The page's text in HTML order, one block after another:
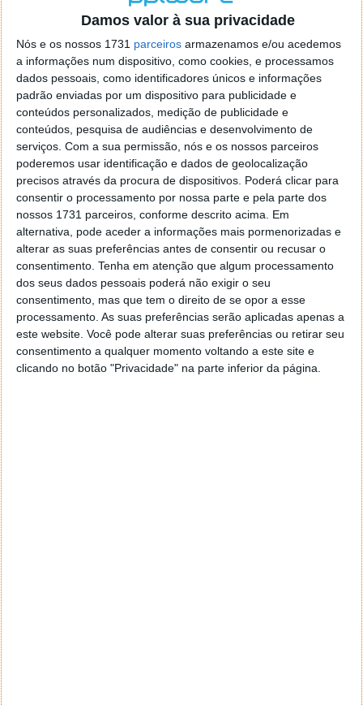
Damos valor à sua privacidade
Nós e os nossos 1731 parceiros armazenamos e/ou acedemos
a informações num dispositivo, como cookies, e processamos
dados pessoais, como identificadores únicos e informações
padrão enviadas por um dispositivo para publicidade e
conteúdos personalizados, medição de publicidade e
conteúdos, pesquisa de audiências e desenvolvimento de
serviços. Com a sua permissão, nós e os nossos parceiros
poderemos usar identificação e dados de geolocalização
precisos através da procura de dispositivos. Poderá clicar para
consentir o processamento por nossa parte e pela parte dos
nossos 1731 parceiros, conforme descrito acima. Em
alternativa, pode aceder a informações mais pormenorizadas e
alterar as suas preferências antes de consentir ou recusar o
consentimento. Tenha em atenção que algum processamento
dos seus dados pessoais poderá não exigir o seu
consentimento, mas que tem o direito de se opor a esse
processamento. As suas preferências serão aplicadas apenas a
este website. Você pode alterar suas preferências ou retirar seu
consentimento a qualquer momento voltando a este site e
clicando no botão "Privacidade" na parte inferior da página.
Este artigo tem mais de um ano
Acompanhe o Pplware no Google Notícias
Proponha uma correção, faça uma sugestão
Autor:Maria Inês Coelho
Tags: App store Apple VKontakte
PRÓXIMO ARTIGO
Mercado regulado do gás: Clientes EDP já podem